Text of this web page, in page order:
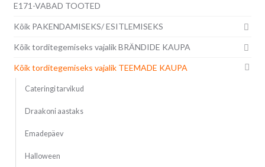
E171-VABAD TOOTED
Kõik PAKENDAMISEKS/ ESITLEMISEKS
Kõik torditegemiseks vajalik BRÄNDIDE KAUPA
Kõik torditegemiseks vajalik TEEMADE KAUPA
Cateringi tarvikud
Draakoni aastaks
Emadepäev
Halloween